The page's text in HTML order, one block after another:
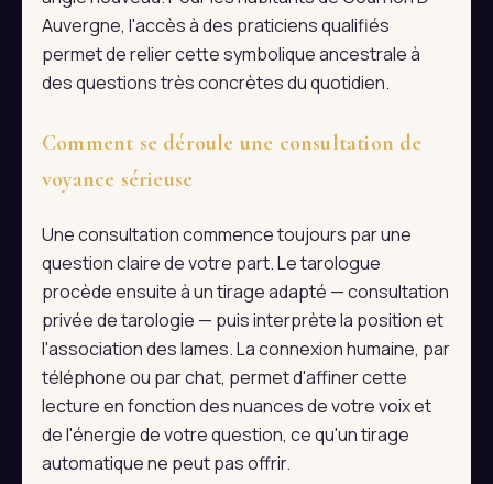
Auvergne, l'accès à des praticiens qualifiés
permet de relier cette symbolique ancestrale à
des questions très concrètes du quotidien.
Comment se déroule une consultation de
voyance sérieuse
Une consultation commence toujours par une
question claire de votre part. Le tarologue
procède ensuite à un tirage adapté — consultation
privée de tarologie — puis interprète la position et
l'association des lames. La connexion humaine, par
téléphone ou par chat, permet d'affiner cette
lecture en fonction des nuances de votre voix et
de l'énergie de votre question, ce qu'un tirage
automatique ne peut pas offrir.